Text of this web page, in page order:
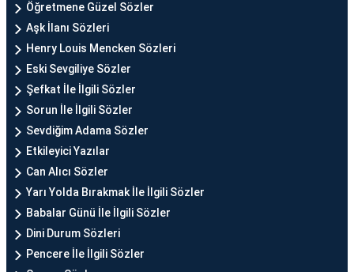
Öğretmene Güzel Sözler
Aşk İlanı Sözleri
Henry Louis Mencken Sözleri
Eski Sevgiliye Sözler
Şefkat İle İlgili Sözler
Sorun İle İlgili Sözler
Sevdiğim Adama Sözler
Etkileyici Yazılar
Can Alıcı Sözler
Yarı Yolda Bırakmak İle İlgili Sözler
Babalar Günü İle İlgili Sözler
Dini Durum Sözleri
Pencere İle İlgili Sözler